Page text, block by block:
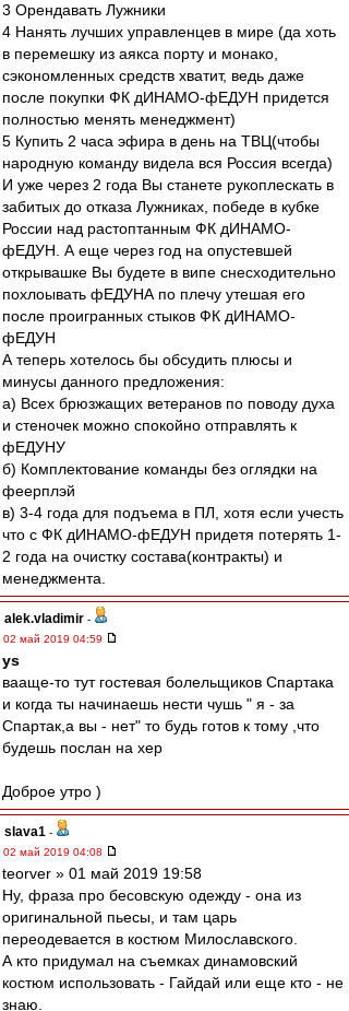
3 Орендавать Лужники
4 Нанять лучших управленцев в мире (да хоть
в перемешку из аякса порту и монако,
сэкономленных средств хватит, ведь даже
после покупки ФК дИНАМО-фЕДУН придется
полностью менять менеджмент)
5 Купить 2 часа эфира в день на ТВЦ(чтобы
народную команду видела вся Россия всегда)
И уже через 2 года Вы станете рукоплескать в
забитых до отказа Лужниках, победе в кубке
России над растоптанным ФК дИНАМО-
фЕДУН. А еще через год на опустевшей
открывашке Вы будете в випе снесходительно
похлоывать фЕДУНА по плечу утешая его
после проигранных стыков ФК дИНАМО-
фЕДУН
А теперь хотелось бы обсудить плюсы и
минусы данного предложения:
а) Всех брюзжащих ветеранов по поводу духа
и стеночек можно спокойно отправлять к
фЕДУНУ
б) Комплектование команды без оглядки на
феерплэй
в) 3-4 года для подъема в ПЛ, хотя если учесть
что с ФК дИНАМО-фЕДУН придетя потерять 1-
2 года на очистку состава(контракты) и
менеджмента.
alek.vladimir -
02 май 2019 04:59
ys
вааще-то тут гостевая болельщиков Спартака
и когда ты начинаешь нести чушь " я - за
Спартак,а вы - нет" то будь готов к тому ,что
будешь послан на хер
Доброе утро )
slava1 -
02 май 2019 04:08
teorver » 01 май 2019 19:58
Ну, фраза про бесовскую одежду - она из
оригинальной пьесы, и там царь
переодевается в костюм Милославского.
А кто придумал на съемках динамовский
костюм использовать - Гайдай или еще кто - не
знаю.